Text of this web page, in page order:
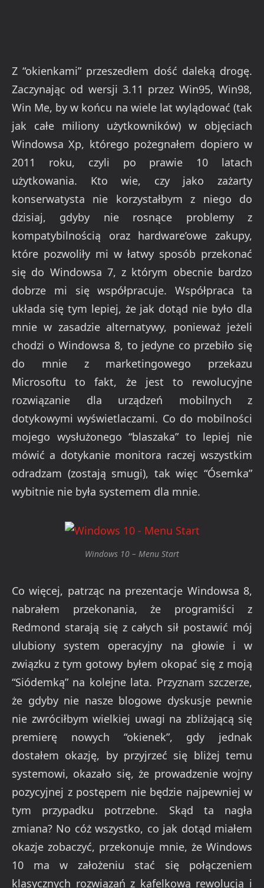
Z “okienkami” przeszedłem dość daleką drogę.
Zaczynając od wersji 3.11 przez Win95, Win98,
Win Me, by w końcu na wiele lat wylądować (tak
jak całe miliony użytkowników) w objęciach
Windowsa Xp, którego pożegnałem dopiero w
2011 roku, czyli po prawie 10 latach
użytkowania. Kto wie, czy jako zażarty
konserwatysta nie korzystałbym z niego do
dzisiaj, gdyby nie rosnące problemy z
kompatybilnością oraz hardware’owe zakupy,
które pozwoliły mi w łatwy sposób przekonać
się do Windowsa 7, z którym obecnie bardzo
dobrze mi się współpracuje. Współpraca ta
układa się tym lepiej, że jak dotąd nie było dla
mnie w zasadzie alternatywy, ponieważ jeżeli
chodzi o Windowsa 8, to jedyne co przebiło się
do mnie z marketingowego przekazu
Microsoftu to fakt, że jest to rewolucyjne
rozwiązanie dla urządzeń mobilnych z
dotykowymi wyświetlaczami. Co do mobilności
mojego wysłużonego “blaszaka” to lepiej nie
mówić a dotykanie monitora raczej wszystkim
odradzam (zostają smugi), tak więc “Ósemka”
wybitnie nie była systemem dla mnie.
Windows 10 – Menu Start
Co więcej, patrząc na prezentacje Windowsa 8,
nabrałem przekonania, że programiści z
Redmond starają się z całych sił postawić mój
ulubiony system operacyjny na głowie i w
związku z tym gotowy byłem okopać się z moją
“Siódemką” na kolejne lata. Przyznam szczerze,
że gdyby nie nasze blogowe dyskusje pewnie
nie zwróciłbym wielkiej uwagi na zbliżającą się
premierę nowych “okienek”, gdy jednak
dostałem okazję, by przyjrzeć się bliżej temu
systemowi, okazało się, że prowadzenie wojny
pozycyjnej z postępem nie będzie najpewniej w
tym przypadku potrzebne. Skąd ta nagła
zmiana? No cóż wszystko, co jak dotąd miałem
okazje zobaczyć, przekonuje mnie, że Windows
10 ma w założeniu stać się połączeniem
klasycznych rozwiązań z kafelkową rewolucją i